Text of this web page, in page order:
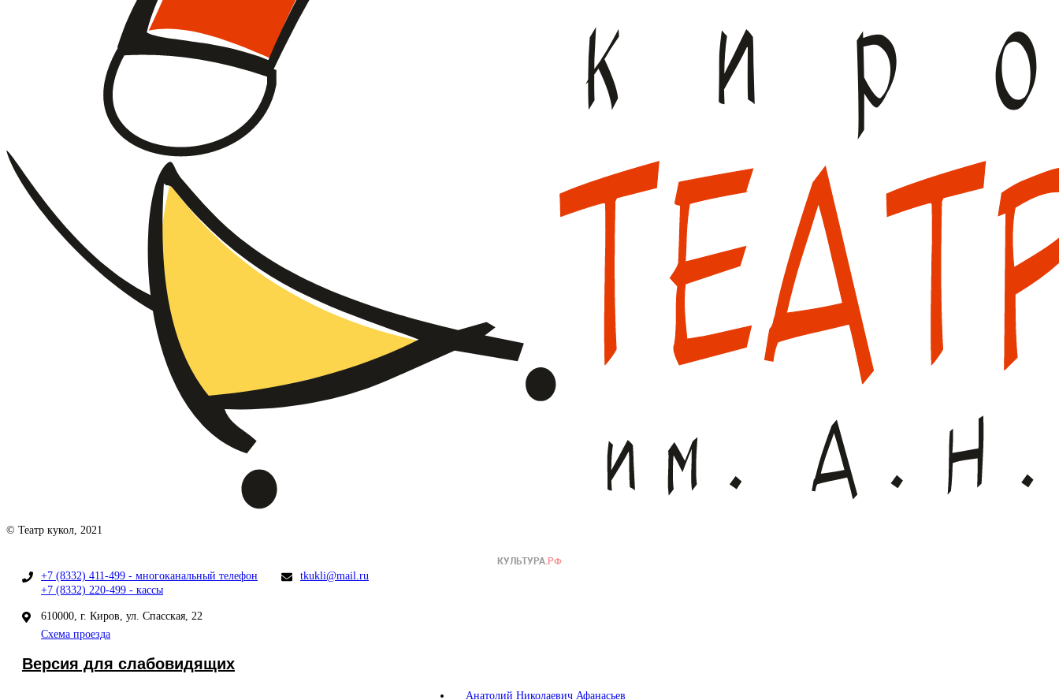
© Театр кукол, 2021
+7 (8332) 411-499 - многоканальный телефон
+7 (8332) 220-499 - кассы
tkukli@mail.ru
610000, г. Киров, ул. Спасская, 22
Схема проезда
Версия для слабовидящих
Анатолий Николаевич Афанасьев